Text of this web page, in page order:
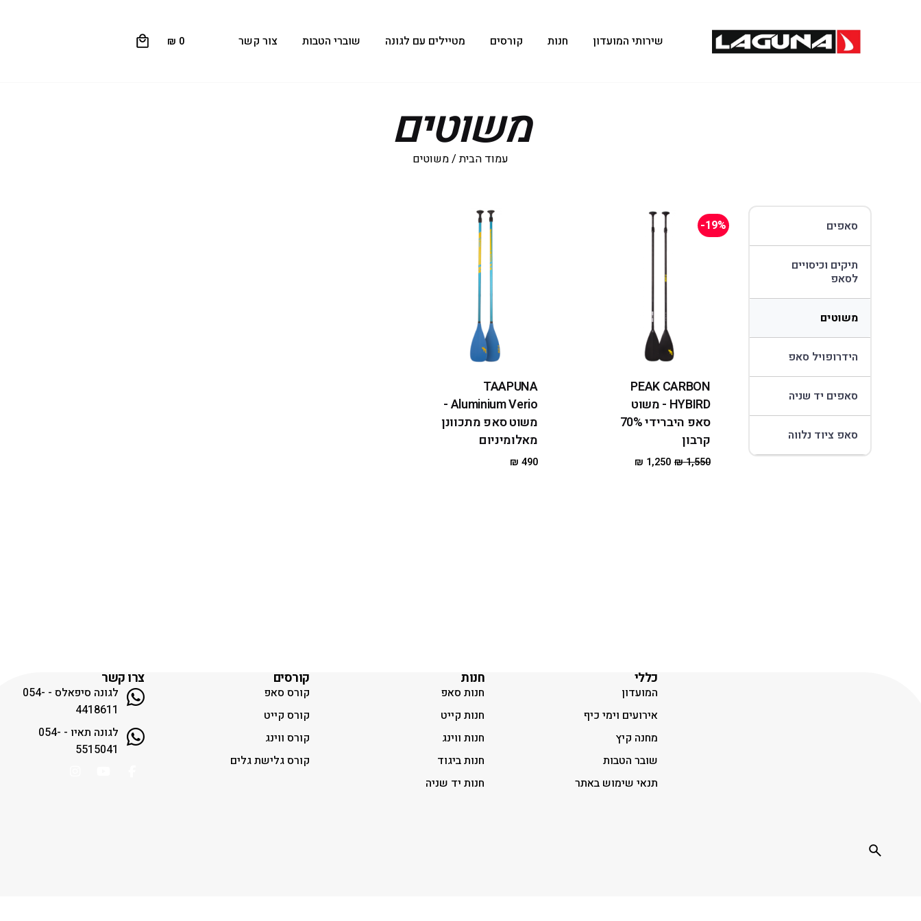
שירותי המועדון חנות קורסים מטיילים עם לגונה שוברי הטבות צור קשר ₪ 0
משוטים
עמוד הבית/ משוטים
סאפים
תיקים וכיסויים
לסאפ
משוטים
הידרופויל סאפ
סאפים יד שניה
סאפ ציוד נלווה
-19%
PEAK CARBON
HYBIRD - משוט
סאפ היברידי 70%
קרבון
₪1,550
₪ 1,250
TAAPUNA
Aluminium Verio -
משוט סאפ מתכוונן
מאלומיניום
₪ 490
צרו קשר
לגונה סיפאלס - 054-
4418611
לגונה תאיו - 054-
5515041
קורסים
קורס סאפ
קורס קייט
קורס ווינג
קורס גלישת גלים
חנות
חנות סאפ
חנות קייט
חנות ווינג
חנות ביגוד
חנות יד שניה
כללי
המועדון
אירועים וימי כיף
מחנה קיץ
שובר הטבות
תנאי שימוש באתר